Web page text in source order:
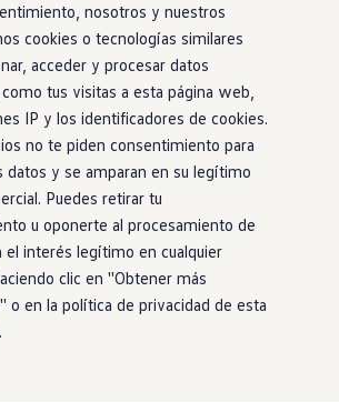
nosotros y nuestros
cookies o tecnologías similares
acceder y procesar datos
tus visitas a esta página web,
IP y los identificadores de cookies.
no te piden consentimiento para
datos y se amparan en su legítimo
Puedes retirar tu
u oponerte al procesamiento de
el interés legítimo en cualquier
clic en ''Obtener más
o en la política de privacidad de esta
Concesionarios
cliente
Útil
en coche
y líquidos
de neumáticos UE - Volkswagen
Volkswagen Canarias
de mantenimiento
Volkswagen
y certificados de conformidad
sobre el apagón de redes 2G-3G
reconstruidos